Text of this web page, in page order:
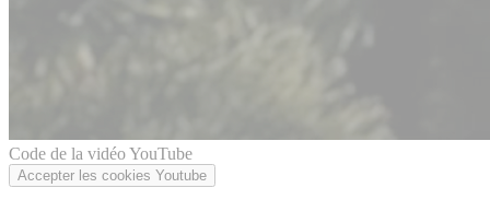
Code de la vidéo YouTube
Accepter les cookies Youtube